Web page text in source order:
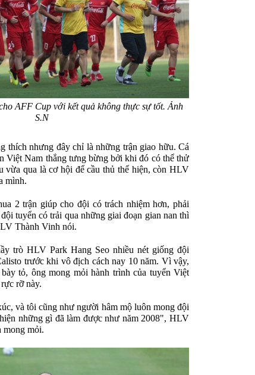
AFF Cup với kết quả không thực sự tốt. Ảnh
S.N
thích nhưng đây chỉ là những trận giao hữu. Cá
Việt Nam thắng tưng bừng bởi khi đó có thể thử
vừa qua là cơ hội để cầu thủ thể hiện, còn HLV
mình.
2 trận giúp cho đội có trách nhiệm hơn, phải
tuyển có trải qua những giai đoạn gian nan thì
Thành Vinh nói.
trò HLV Park Hang Seo nhiều nét giống đội
trước khi vô địch cách nay 10 năm. Vì vậy,
tỏ, ông mong mỏi hành trình của tuyển Việt
rỡ này.
và tôi cũng như người hâm mộ luôn mong đội
những gì đã làm được như năm 2008", HLV
mỏi.